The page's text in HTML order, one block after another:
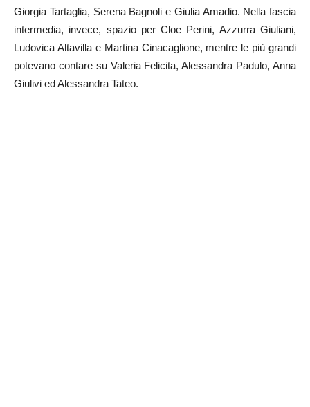
Giorgia Tartaglia, Serena Bagnoli e Giulia Amadio. Nella fascia
intermedia, invece, spazio per Cloe Perini, Azzurra Giuliani,
Ludovica Altavilla e Martina Cinacaglione, mentre le più grandi
potevano contare su Valeria Felicita, Alessandra Padulo, Anna
Giulivi ed Alessandra Tateo.